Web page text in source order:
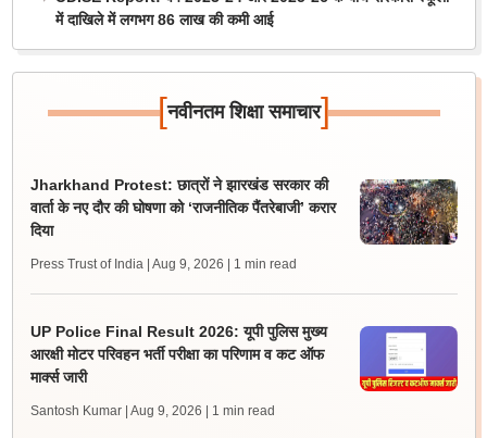
में दाखिले में लगभग 86 लाख की कमी आई
[नवीनतम शिक्षा समाचार]
Jharkhand Protest: छात्रों ने झारखंड सरकार की
वार्ता के नए दौर की घोषणा को ‘राजनीतिक पैंतरेबाजी’ करार
दिया
Press Trust of India | Aug 9, 2026 | 1 min read
UP Police Final Result 2026: यूपी पुलिस मुख्य
आरक्षी मोटर परिवहन भर्ती परीक्षा का परिणाम व कट ऑफ
मार्क्स जारी
Santosh Kumar | Aug 9, 2026 | 1 min read